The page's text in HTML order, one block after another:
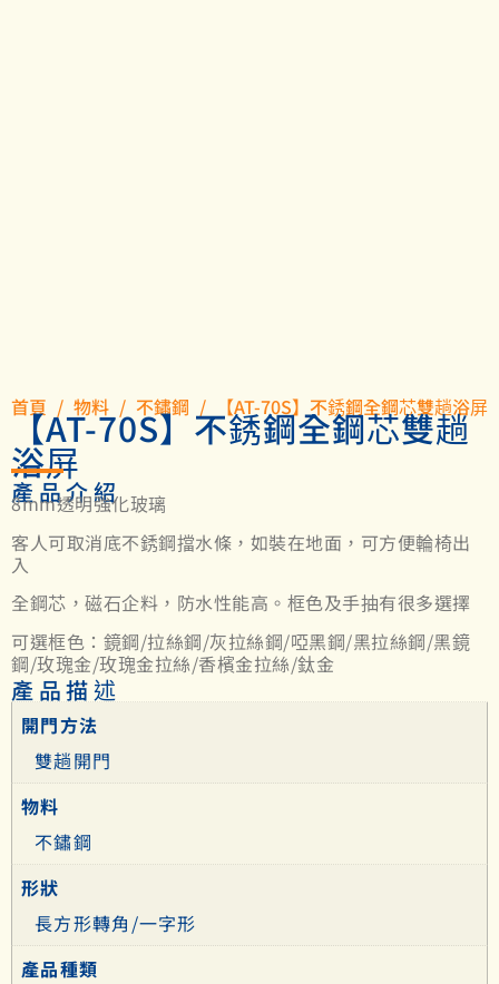
首頁 / 物料 / 不鏽鋼 / 【AT-70S】不銹鋼全鋼芯雙趟浴屏
【AT-70S】不銹鋼全鋼芯雙趟
浴屏
產品介紹
8mm透明強化玻璃
客人可取消底不銹鋼擋水條，如裝在地面，可方便輪椅出
入
全鋼芯，磁石企料，防水性能高。框色及手抽有很多選擇
可選框色：鏡鋼/拉絲鋼/灰拉絲鋼/啞黑鋼/黑拉絲鋼/黑鏡
鋼/玫瑰金/玫瑰金拉絲/香檳金拉絲/鈦金
產品描述
開門方法
雙趟開門
物料
不鏽鋼
形狀
長方形轉角/一字形
產品種類